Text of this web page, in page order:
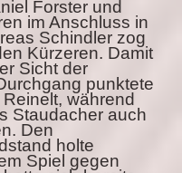
Forster und
im Anschluss in
Schindler zog
Kürzeren. Damit
Sicht der
punktete
während
Staudacher auch
Den
holte
Spiel gegen